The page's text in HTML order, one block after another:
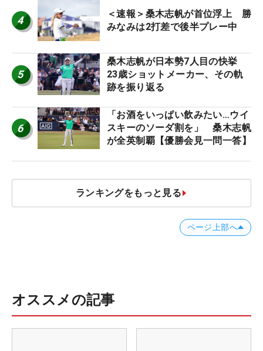
4
＜速報＞桑木志帆が首位浮上 勝
みなみは2打差で後半プレー中
5
桑木志帆が日本勢7人目の快挙
23歳ショットメーカー、その軌
跡を振り返る
6
「お酒をいっぱい飲みたい…ウイ
スキーのソーダ割を」 桑木志帆
が全英制覇【優勝会見一問一答】
ランキングをもっと見る
ページ上部へ
オススメの記事